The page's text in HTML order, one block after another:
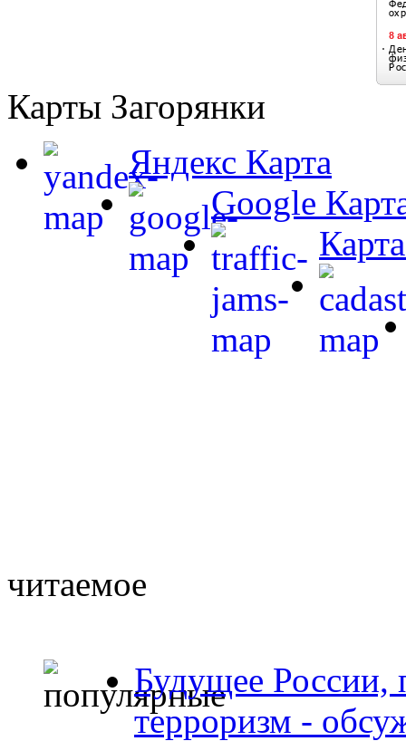
Карты Загорянки
Яндекс Карта
Google
читаемое
Будущее России,
терроризм -